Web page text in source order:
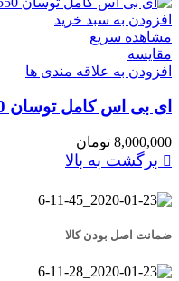
افزودن به سبد خرید
مشاهده سریع
مقایسه
افزودن به علاقه مندی ها
ای بی اس کامل توسان 2E550
8,000,000 تومان
برگشت به بالا
ضمانت اصل بودن کالا